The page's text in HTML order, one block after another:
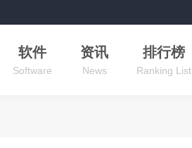
软件
Software
资讯
News
排行榜
Ranking List